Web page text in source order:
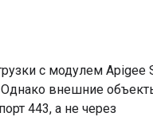
с модулем Apigee
Однако внешние
443, а не через